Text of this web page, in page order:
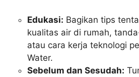
Edukasi: Bagikan tips
kualitas air di rumah,
atau cara kerja teknologi
Water.
Sebelum dan Sesudah: